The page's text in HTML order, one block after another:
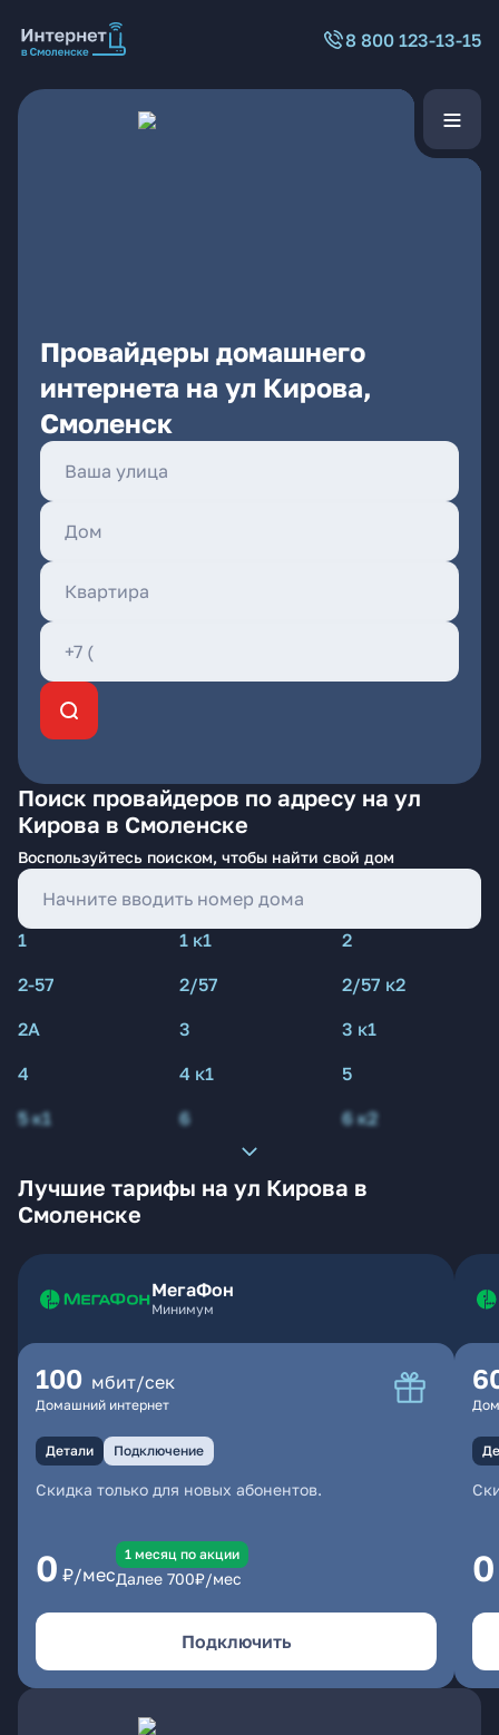
8 800 123-13-15
Провайдеры домашнего
интернета на ул Кирова,
Смоленск
Поиск провайдеров по адресу на ул
Кирова в Смоленске
Воспользуйтесь поиском, чтобы найти свой дом
1 1 к1
2
2-57
2/57
2/57 к2
2А
3
3 к1
4
4 к1
5
5 к1
6 6 к2
Лучшие тарифы на ул Кирова в
Смоленске
МегаФон
Минимум
100 мбит/сек
Домашний интернет
Детали Подключение
Скидка только для новых абонентов.
0 ₽/мес
1 месяц по акции
Далее 700₽/мес
Подключить
0